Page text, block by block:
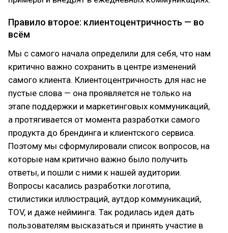
Правило второе: клиентоцентричность — во
всём
Мы с самого начала определили для себя, что нам
критично важно сохранить в центре изменений
самого клиента. Клиентоцентричность для нас не
пустые слова — она проявляется не только на
этапе поддержки и маркетинговых коммуникаций,
а протягивается от момента разработки самого
продукта до брендинга и клиентского сервиса.
Поэтому мы сформулировали список вопросов, на
которые нам критично важно было получить
ответы, и пошли с ними к нашей аудитории.
Вопросы касались разработки логотипа,
стилистики иллюстраций, аутдор коммуникаций,
TOV, и даже нейминга. Так родилась идея дать
пользователям высказаться и принять участие в